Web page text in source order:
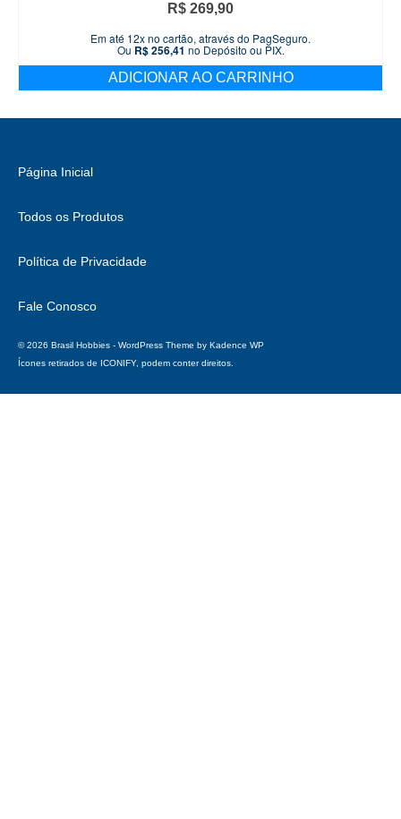
R$ 269,90
Em até 12x no cartão, através do PagSeguro.
Ou R$256,41 no Depósito ou PIX.
ADICIONAR AO CARRINHO
Página Inicial
Todos os Produtos
Política de Privacidade
Fale Conosco
© 2026 Brasil Hobbies - WordPress Theme by Kadence WP
Ícones retirados de
ICONIFY, podem conter direitos.